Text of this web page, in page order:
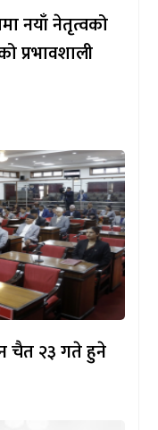
नयाँ नेतृत्वको
प्रभावशाली
चैत २३ गते हुने